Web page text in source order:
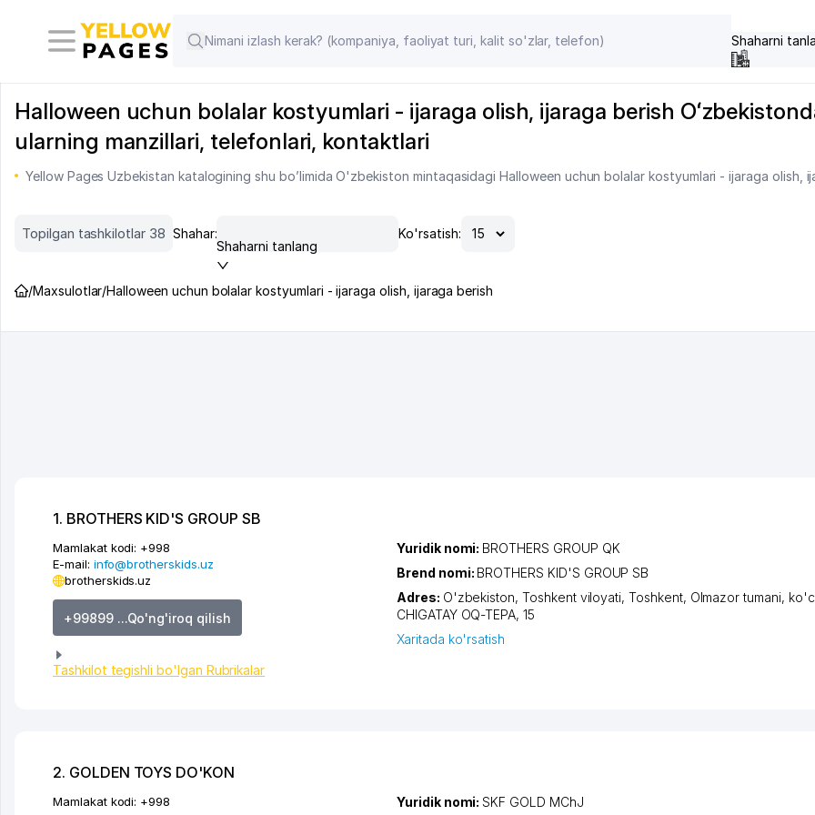
Shaharni
Halloween uchun bolalar kostyumlari - ijaraga olish, ijaraga berish
ularning manzillari, telefonlari, kontaktlari
Yellow Pages Uzbekistan katalogining shu bo’limida O'zbekiston mintaqasidagi Halloween uchun bolalar kostyumlari - ijaraga olish,
Topilgan tashkilotlar 38 Shahar:
Shaharni tanlang
Ko'rsatish:
/Maxsulotlar/Halloween uchun bolalar kostyumlari - ijaraga olish, ijaraga berish
1. BROTHERS KID'S GROUP SB
Mamlakat kodi: +998
E-mail: info@brotherskids.uz
brotherskids.uz
+99899 ...Qo'ng'iroq qilish
Tashkilot tegishli bo'lgan Rubrikalar
Yuridik nomi: BROTHERS GROUP QK
Brend nomi: BROTHERS KID'S GROUP SB
Adres: O'zbekiston,Toshkent viloyati,Toshkent, Olmazor tumani,
CHIGATAY OQ-TEPA, 15
Xaritada ko'rsatish
2. GOLDEN TOYS DO'KON
Mamlakat kodi: +998 Yuridik nomi:SKF GOLD MChJ